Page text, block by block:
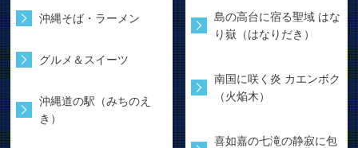
沖縄そば・ラーメン
グルメ＆スイーツ
沖縄道の駅（みちのえ
き）
島の高台に宿る聖域 はな
り嶽（はなりだき）
南国に咲く炎 カエンボク
（火焔木）
喜如嘉の七滝の静寂に包